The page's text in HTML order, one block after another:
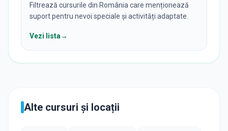
Filtrează cursurile din România care menționează
suport pentru nevoi speciale și activități adaptate.
Vezi lista→
Alte cursuri și locații